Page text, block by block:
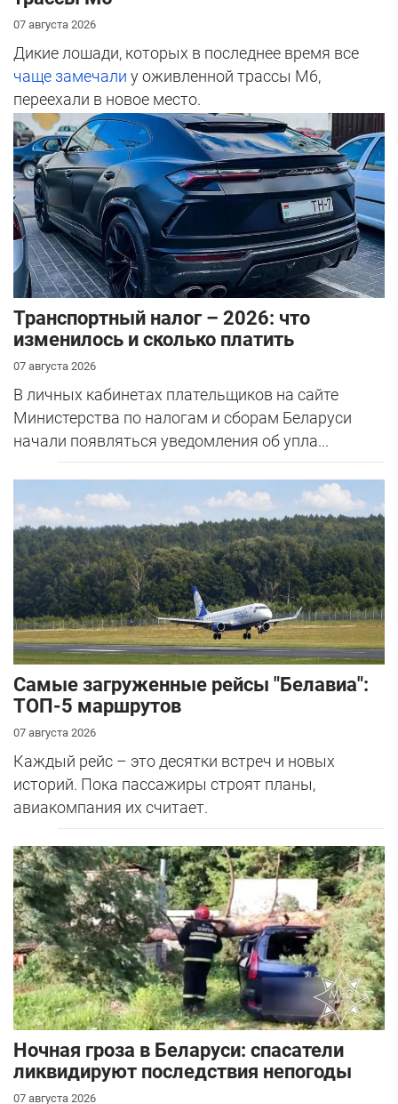
07 августа 2026
Дикие лошади, которых в последнее время все
чаще замечали у оживленной трассы М6,
переехали в новое место.
Транспортный налог – 2026: что
изменилось и сколько платить
07 августа 2026
В личных кабинетах плательщиков на сайте
Министерства по налогам и сборам Беларуси
начали появляться уведомления об упла...
Самые загруженные рейсы "Белавиа":
ТОП-5 маршрутов
07 августа 2026
Каждый рейс – это десятки встреч и новых
историй. Пока пассажиры строят планы,
авиакомпания их считает.
Ночная гроза в Беларуси: спасатели
ликвидируют последствия непогоды
07 августа 2026